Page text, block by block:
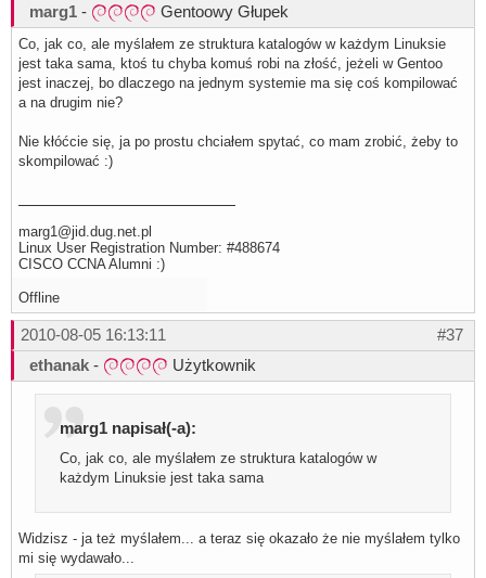
marg1 - Gentoowy Głupek
Co, jak co, ale myślałem ze struktura katalogów w każdym Linuksie
jest taka sama, ktoś tu chyba komuś robi na złość, jeżeli w Gentoo
jest inaczej, bo dlaczego na jednym systemie ma się coś kompilować
a na drugim nie?
Nie kłóćcie się, ja po prostu chciałem spytać, co mam zrobić, żeby to
skompilować :)
marg1@jid.dug.net.pl
Linux User Registration Number: #488674
CISCO CCNA Alumni :)
Offline
#37
2010-08-05 16:13:11
ethanak - Użytkownik
marg1 napisał(-a):
Co, jak co, ale myślałem ze struktura katalogów w
każdym Linuksie jest taka sama
Widzisz - ja też myślałem... a teraz się okazało że nie myślałem tylko
mi się wydawało...